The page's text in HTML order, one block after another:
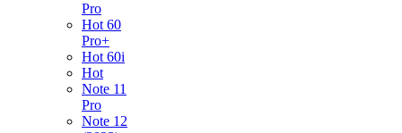
Pro
Hot 60
Pro+
Hot 60i
Hot
Note 11
Pro
Note 12